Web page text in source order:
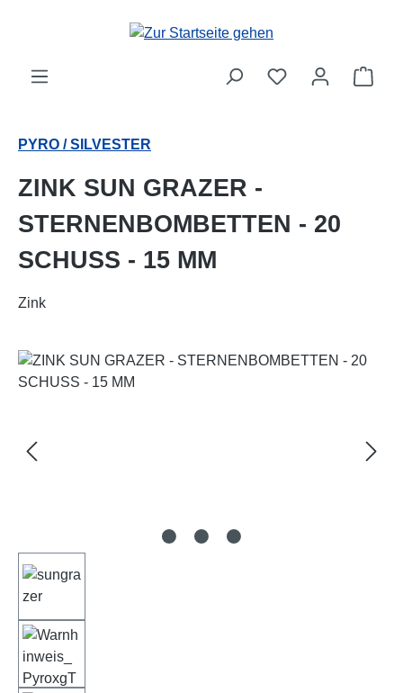
Zum Hauptinhalt springen
PYRO / SILVESTER
ZINK SUN GRAZER -
STERNENBOMBETTEN - 20
SCHUSS - 15 MM
Zink